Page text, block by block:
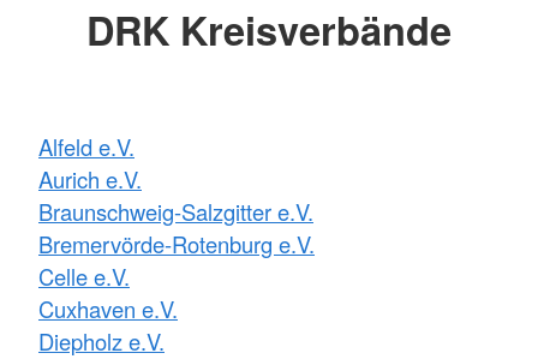
DRK Kreisverbände
Alfeld e.V.
Aurich e.V.
Braunschweig-Salzgitter e.V.
Bremervörde-Rotenburg e.V.
Celle e.V.
Cuxhaven e.V.
Diepholz e.V.